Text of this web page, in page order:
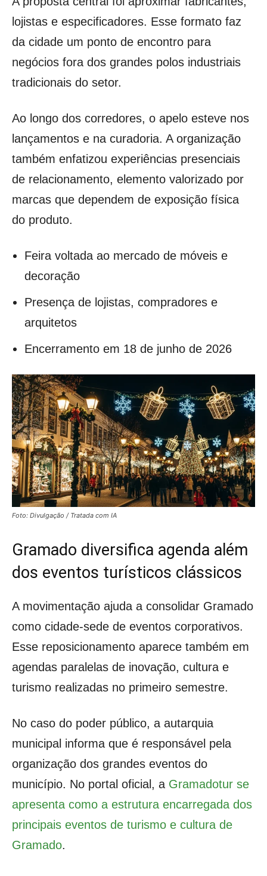
lojistas e especificadores. Esse formato faz
da cidade um ponto de encontro para
negócios fora dos grandes polos industriais
tradicionais do setor.
Ao longo dos corredores, o apelo esteve nos
lançamentos e na curadoria. A organização
também enfatizou experiências presenciais
de relacionamento, elemento valorizado por
marcas que dependem de exposição física
do produto.
Feira voltada ao mercado de móveis e
decoração
Presença de lojistas, compradores e
arquitetos
Encerramento em 18 de junho de 2026
Foto: Divulgação / Tratada com IA
Gramado diversifica agenda além
dos eventos turísticos clássicos
A movimentação ajuda a consolidar Gramado
como cidade-sede de eventos corporativos.
Esse reposicionamento aparece também em
agendas paralelas de inovação, cultura e
turismo realizadas no primeiro semestre.
No caso do poder público, a autarquia
municipal informa que é responsável pela
organização dos grandes eventos do
município. No portal oficial, a Gramadotur se
apresenta como a estrutura encarregada dos
principais eventos de turismo e cultura de
Gramado.